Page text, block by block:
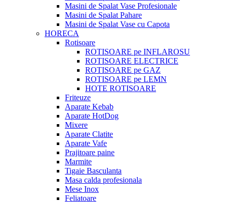
Masini de Spalat Vase Profesionale
Masini de Spalat Pahare
Masini de Spalat Vase cu Capota
HORECA
Rotisoare
ROTISOARE pe INFLAROSU
ROTISOARE ELECTRICE
ROTISOARE pe GAZ
ROTISOARE pe LEMN
HOTE ROTISOARE
Friteuze
Aparate Kebab
Aparate HotDog
Mixere
Aparate Clatite
Aparate Vafe
Prajitoare paine
Marmite
Tigaie Basculanta
Masa calda profesionala
Mese Inox
Feliatoare